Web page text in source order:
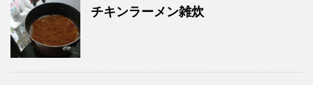
チキンラーメン雑炊